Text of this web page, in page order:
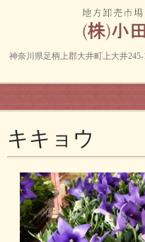
神奈川県足柄上郡大井町上大井
キキョウ